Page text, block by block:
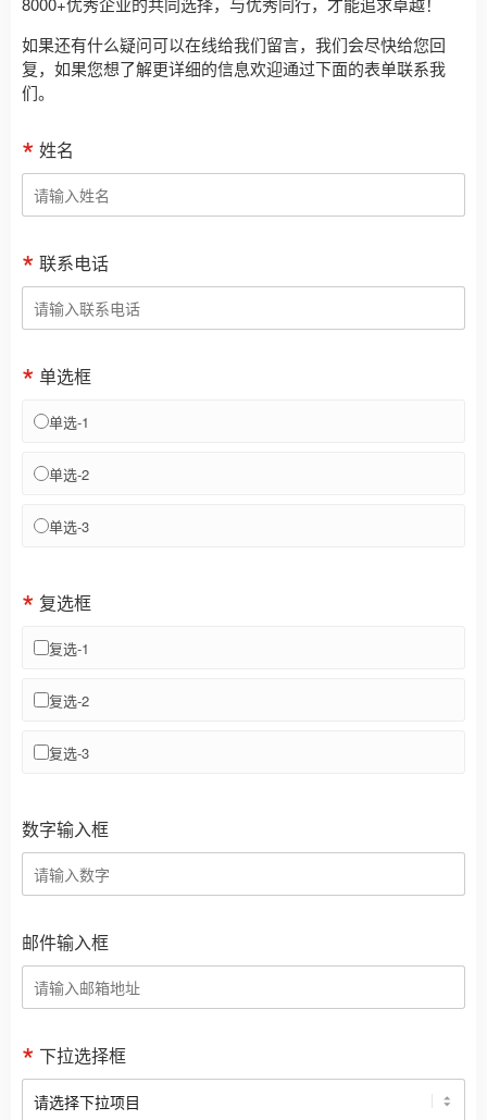
如果还有什么疑问可以在线给我们留言，我们会尽快给您回
复，如果您想了解更详细的信息欢迎通过下面的表单联系我
们。
姓名
联系电话
单选框
单选-1
单选-2
单选-3
复选框
复选-1
复选-2
复选-3
数字输入框
邮件输入框
下拉选择框